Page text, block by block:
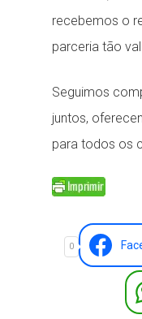
recebemos o
parceria tão
Seguimos
juntos,
para todos os
0